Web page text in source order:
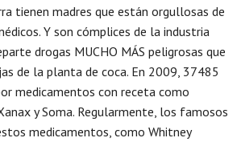
tienen madres que están orgullosas de
Y son cómplices de la industria
drogas MUCHO MÁS peligrosas que
de la planta de coca. En 2009, 37485
medicamentos con receta como
y Soma. Regularmente, los famosos
medicamentos, como Whitney